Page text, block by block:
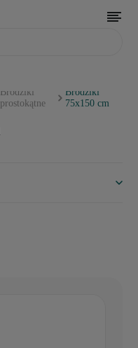
Brodziki
prostokątne
Brodziki
75x150 cm